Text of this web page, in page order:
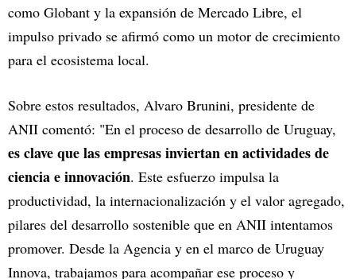
como Globant y la expansión de Mercado Libre, el
impulso privado se afirmó como un motor de crecimiento
para el ecosistema local.
Sobre estos resultados, Alvaro Brunini, presidente de
ANII comentó: "En el proceso de desarrollo de Uruguay,
es clave que las empresas inviertan en actividades de
ciencia e innovación. Este esfuerzo impulsa la
productividad, la internacionalización y el valor agregado,
pilares del desarrollo sostenible que en ANII intentamos
promover. Desde la Agencia y en el marco de Uruguay
Innova, trabajamos para acompañar ese proceso y